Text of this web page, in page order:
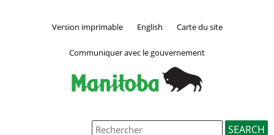
Version imprimable English Carte du site
Communiquer avec le gouvernement